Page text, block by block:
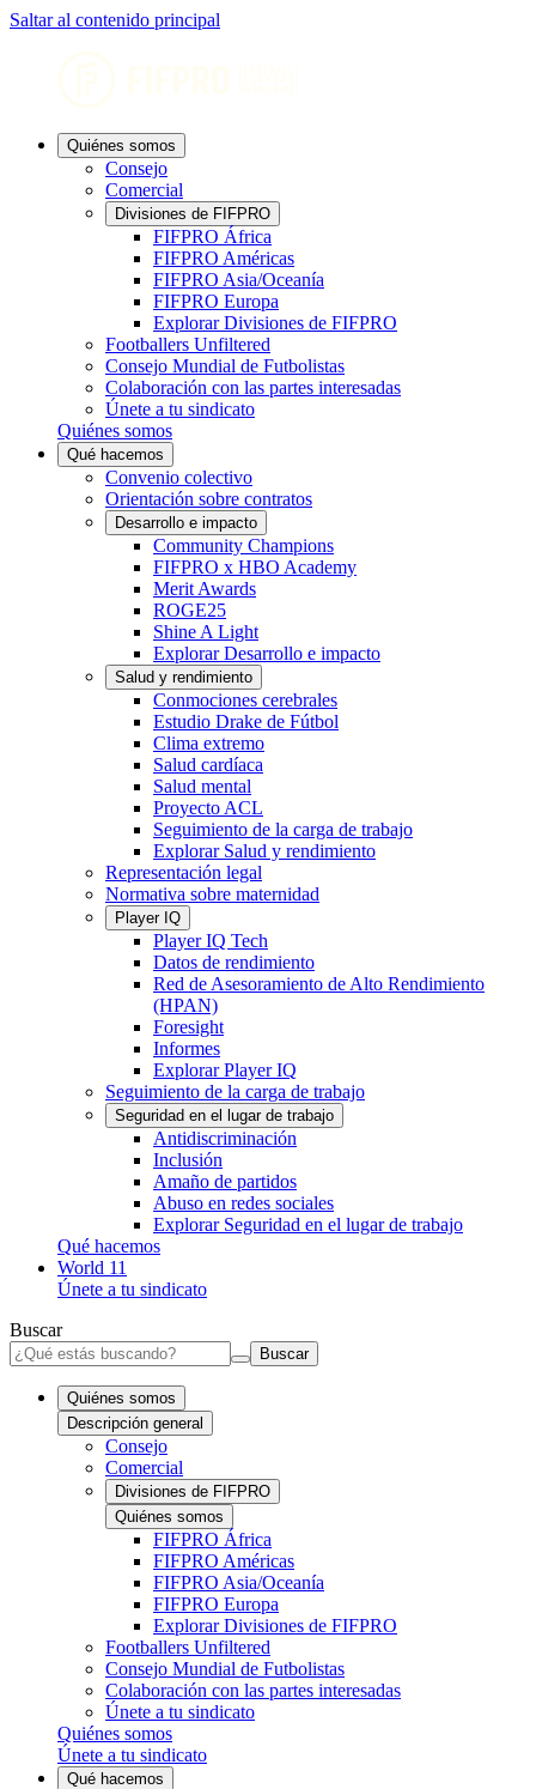
Saltar al contenido principal
Quiénes somos
Consejo
Comercial
Divisiones de FIFPRO
FIFPRO África
FIFPRO Américas
FIFPRO Asia/Oceanía
FIFPRO Europa
Explorar Divisiones de FIFPRO
Footballers Unfiltered
Consejo Mundial de Futbolistas
Colaboración con las partes interesadas
Únete a tu sindicato
Quiénes somos
Qué hacemos
Convenio colectivo
Orientación sobre contratos
Desarrollo e impacto
Community Champions
FIFPRO x HBO Academy
Merit Awards
ROGE25
Shine A Light
Explorar Desarrollo e impacto
Salud y rendimiento
Conmociones cerebrales
Estudio Drake de Fútbol
Clima extremo
Salud cardíaca
Salud mental
Proyecto ACL
Seguimiento de la carga de trabajo
Explorar Salud y rendimiento
Representación legal
Normativa sobre maternidad
Player IQ
Player IQ Tech
Datos de rendimiento
Red de Asesoramiento de Alto Rendimiento
(HPAN)
Foresight
Informes
Explorar Player IQ
Seguimiento de la carga de trabajo
Seguridad en el lugar de trabajo
Antidiscriminación
Inclusión
Amaño de partidos
Abuso en redes sociales
Explorar Seguridad en el lugar de trabajo
Qué hacemos
World 11
Únete a tu sindicato
Buscar
Buscar
Quiénes somos
Descripción general
Consejo
Comercial
Divisiones de FIFPRO
Quiénes somos
FIFPRO África
FIFPRO Américas
FIFPRO Asia/Oceanía
FIFPRO Europa
Explorar Divisiones de FIFPRO
Footballers Unfiltered
Consejo Mundial de Futbolistas
Colaboración con las partes interesadas
Únete a tu sindicato
Quiénes somos
Únete a tu sindicato
Qué hacemos